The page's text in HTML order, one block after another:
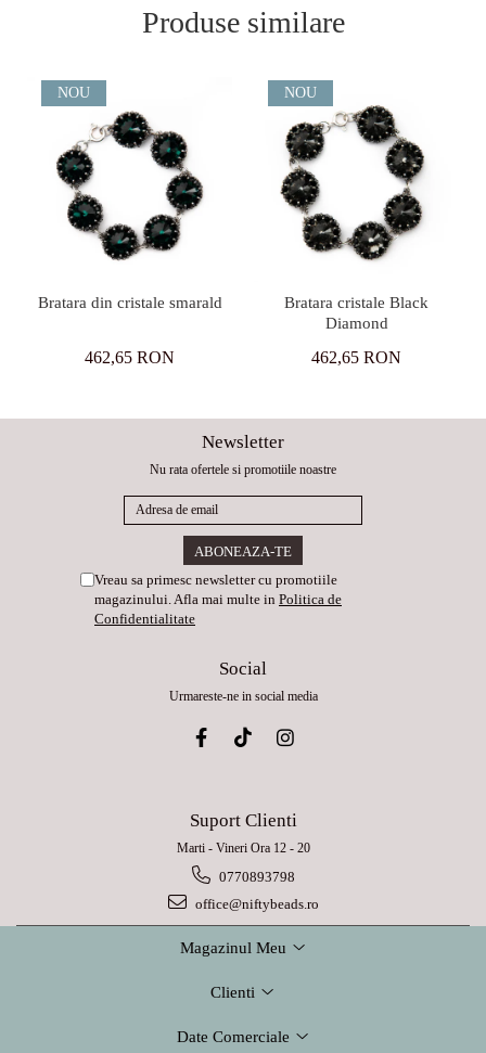
Produse similare
NOU
Bratara din cristale smarald
462,65 RON
NOU
Bratara cristale Black
Diamond
462,65 RON
Newsletter
Nu rata ofertele si promotiile noastre
Vreau sa primesc newsletter cu promotiile
magazinului. Afla mai multe in Politica de
Confidentialitate
Social
Urmareste-ne in social media
Suport Clienti
Marti - Vineri Ora 12 - 20
0770893798
office@niftybeads.ro
Magazinul Meu
Clienti
Date Comerciale